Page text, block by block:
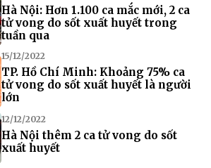
Hà Nội: Hơn 1.100 ca mắc mới, 2 ca
tử vong do sốt xuất huyết trong
tuần qua
15/12/2022
TP. Hồ Chí Minh: Khoảng 75% ca
tử vong do sốt xuất huyết là người
lớn
12/12/2022
Hà Nội thêm 2 ca tử vong do sốt
xuất huyết